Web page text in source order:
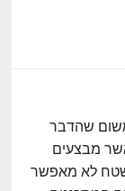
משום שהדבר
מבצעים
לא מאפשר